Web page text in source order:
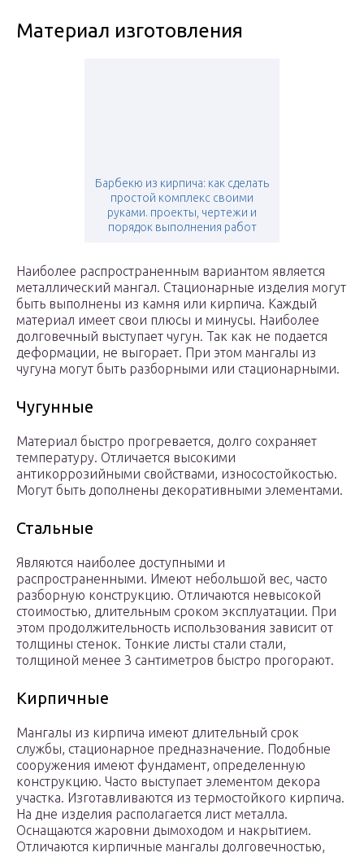
Материал изготовления
Барбекю из кирпича: как сделать
простой комплекс своими
руками. проекты, чертежи и
порядок выполнения работ
Наиболее распространенным вариантом является
металлический мангал. Стационарные изделия могут
быть выполнены из камня или кирпича. Каждый
материал имеет свои плюсы и минусы. Наиболее
долговечный выступает чугун. Так как не подается
деформации, не выгорает. При этом мангалы из
чугуна могут быть разборными или стационарными.
Чугунные
Материал быстро прогревается, долго сохраняет
температуру. Отличается высокими
антикоррозийными свойствами, износостойкостью.
Могут быть дополнены декоративными элементами.
Стальные
Являются наиболее доступными и
распространенными. Имеют небольшой вес, часто
разборную конструкцию. Отличаются невысокой
стоимостью, длительным сроком эксплуатации. При
этом продолжительность использования зависит от
толщины стенок. Тонкие листы стали стали,
толщиной менее 3 сантиметров быстро прогорают.
Кирпичные
Мангалы из кирпича имеют длительный срок
службы, стационарное предназначение. Подобные
сооружения имеют фундамент, определенную
конструкцию. Часто выступает элементом декора
участка. Изготавливаются из термостойкого кирпича.
На дне изделия располагается лист металла.
Оснащаются жаровни дымоходом и накрытием.
Отличаются кирпичные мангалы долговечностью,